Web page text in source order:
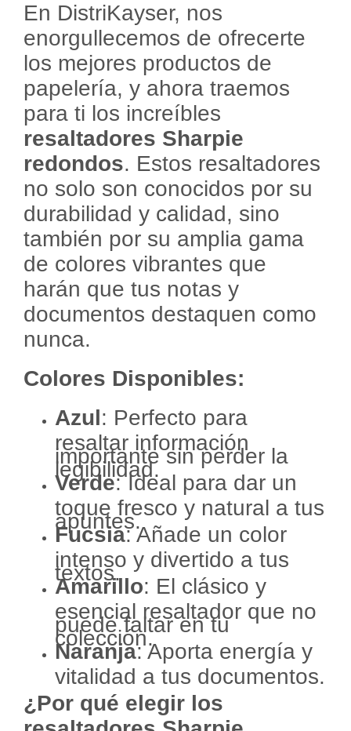
En DistriKayser, nos
enorgullecemos de ofrecerte
los mejores productos de
papelería, y ahora traemos
para ti los increíbles
resaltadores Sharpie
redondos. Estos resaltadores
no solo son conocidos por su
durabilidad y calidad, sino
también por su amplia gama
de colores vibrantes que
harán que tus notas y
documentos destaquen como
nunca.
Colores Disponibles:
Azul: Perfecto para
resaltar información
importante sin perder la
legibilidad.
Verde: Ideal para dar un
toque fresco y natural a tus
apuntes.
Fucsia: Añade un color
intenso y divertido a tus
textos.
Amarillo: El clásico y
esencial resaltador que no
puede faltar en tu
colección.
Naranja: Aporta energía y
vitalidad a tus documentos.
¿Por qué elegir los